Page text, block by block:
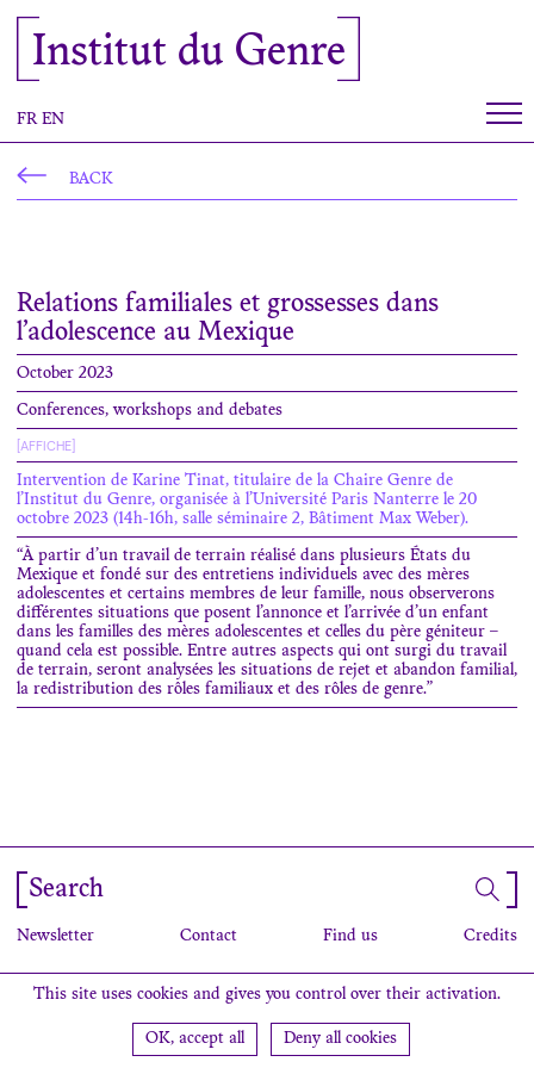
Institut du Genre
FR EN
BACK
Relations familiales et grossesses dans
l’adolescence au Mexique
October 2023
Conferences, workshops and debates
[AFFICHE]
Intervention de Karine Tinat, titulaire de la Chaire Genre de
l’Institut du Genre, organisée à l’Université Paris Nanterre le 20
octobre 2023 (14h-16h, salle séminaire 2, Bâtiment Max Weber).
“À partir d’un travail de terrain réalisé dans plusieurs États du
Mexique et fondé sur des entretiens individuels avec des mères
adolescentes et certains membres de leur famille, nous observerons
différentes situations que posent l’annonce et l’arrivée d’un enfant
dans les familles des mères adolescentes et celles du père géniteur –
quand cela est possible. Entre autres aspects qui ont surgi du travail
de terrain, seront analysées les situations de rejet et abandon familial,
la redistribution des rôles familiaux et des rôles de genre.”
Search
Newsletter Contact Find us Credits
This site uses cookies and gives you control over their activation.
OK, accept all Deny all cookies